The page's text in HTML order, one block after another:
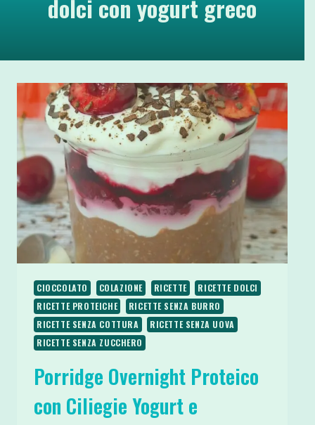
dolci con yogurt greco
CIOCCOLATO COLAZIONE RICETTE
RICETTE DOLCI
RICETTE PROTEICHE
RICETTE SENZA BURRO
RICETTE SENZA COTTURA
RICETTE SENZA UOVA
RICETTE SENZA ZUCCHERO
Porridge Overnight Proteico
con Ciliegie Yogurt e